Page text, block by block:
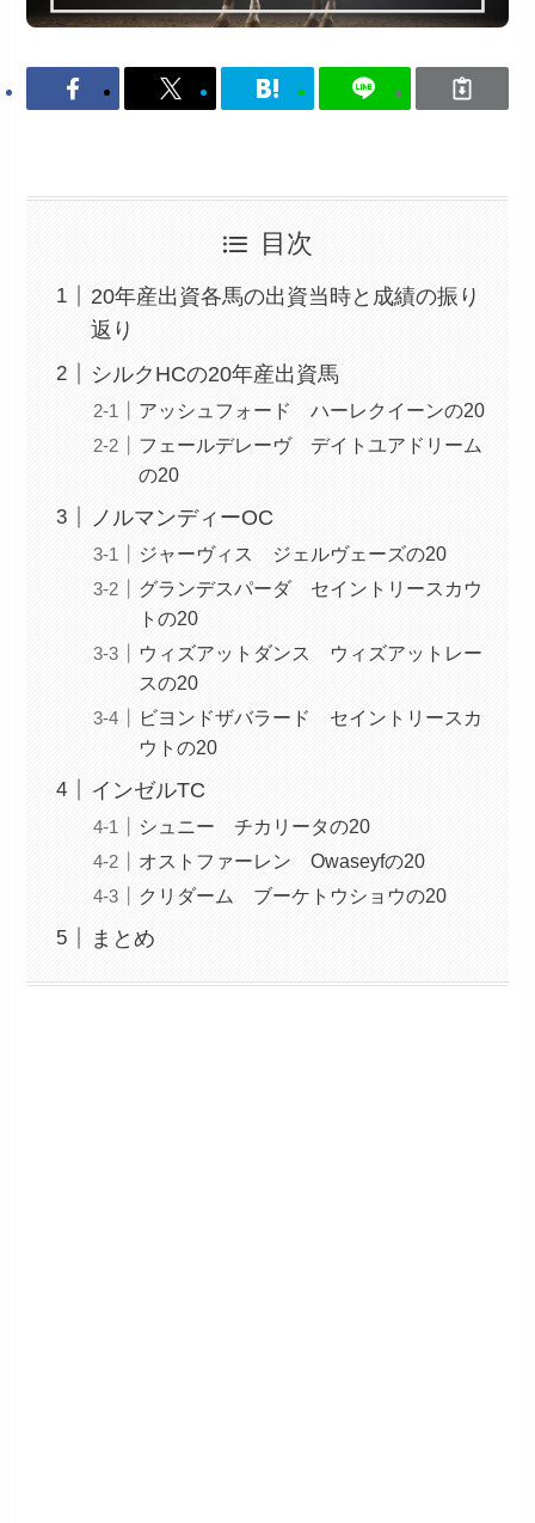
目次
20年産出資各馬の出資当時と成績の振り
返り
シルクHCの20年産出資馬
アッシュフォード ハーレクイーンの20
フェールデレーヴ デイトユアドリーム
の20
ノルマンディーOC
ジャーヴィス ジェルヴェーズの20
グランデスパーダ セイントリースカウ
トの20
ウィズアットダンス ウィズアットレー
スの20
ビヨンドザバラード セイントリースカ
ウトの20
インゼルTC
シュニー チカリータの20
オストファーレン Owaseyfの20
クリダーム ブーケトウショウの20
まとめ